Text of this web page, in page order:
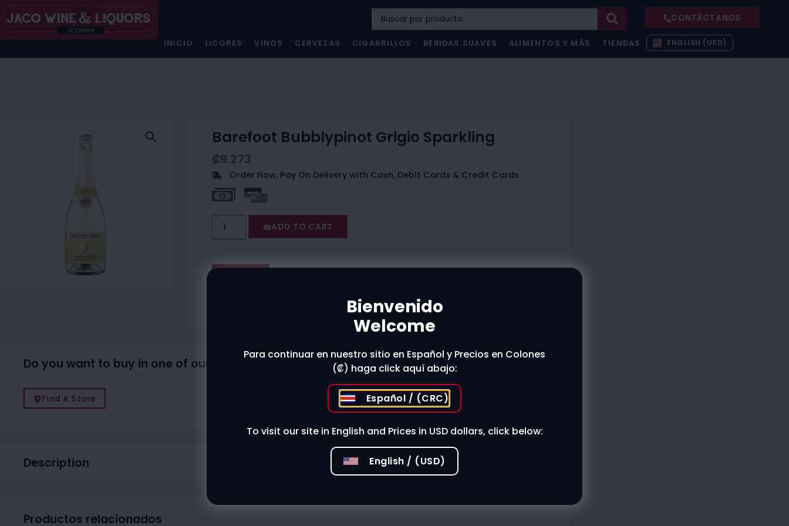
CONTÁCTANOS
INICIO LICORES VINOS CERVEZAS CIGARRILLOS BEBIDAS SUAVES ALIMENTOS Y MÁS TIENDAS ENGLISH (USD)
Barefoot Bubblypinot Grigio Sparkling
₡9.273
Order Now, Pay On Delivery with Cash, Debit Cards & Credit Cards
ADD TO CART
Do you want to buy in one of our physical stores?
Find A Store
Description
Productos relacionados
Bienvenido
Welcome
Para continuar en nuestro sitio en Español y Precios en Colones
(₡) haga click aquí abajo:
Español / (CRC)
To visit our site in English and Prices in USD dollars, click below:
English / (USD)